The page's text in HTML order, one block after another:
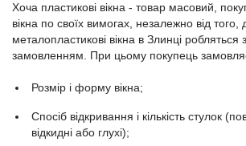
Хоча пластикові вікна - товар масовий,
вікна по своїх вимогах, незалежно від того,
металопластикові вікна в Злинці робляться
замовленням. При цьому покупець
Розмір і форму вікна;
Спосіб відкривання і кількість стулок
відкидні або глухі);